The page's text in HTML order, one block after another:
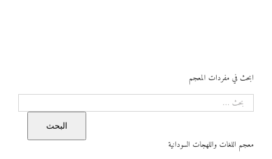
ابحث في مفردات المعجم
البحث
البحث
معجم اللغات واللهجات السودانية